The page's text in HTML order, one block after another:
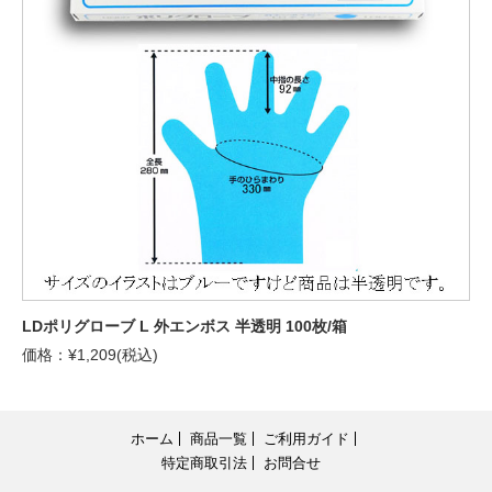
LDポリグローブ L 外エンボス 半透明 100枚/箱
価格：¥1,209(税込)
ホーム 商品一覧
ご利用ガイド
特定商取引法
お問合せ